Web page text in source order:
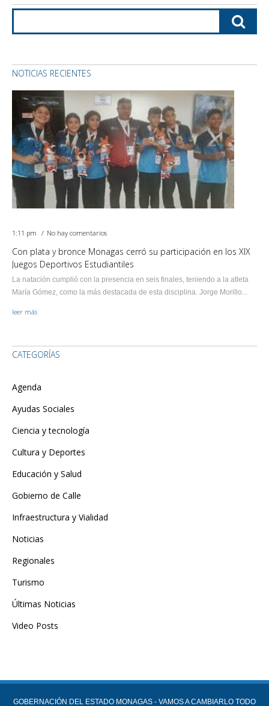
NOTICIAS RECIENTES
1:11 pm No hay comentarios
Con plata y bronce Monagas cerró su participación en los XIX
Juegos Deportivos Estudiantiles
La natación cumplió con la presencia en seis finales, teniendo a la atleta
María Gómez, como la más destacada de esta disciplina. Jorge Morillo...
leer más
CATEGORÍAS
Agenda
Ayudas Sociales
Ciencia y tecnología
Cultura y Deportes
Educación y Salud
Gobierno de Calle
Infraestructura y Vialidad
Noticias
Regionales
Turismo
Últimas Noticias
Video Posts
GOBERNACIÓN DEL ESTADO MONAGAS - VAMOS A CAMBIARLO TODO